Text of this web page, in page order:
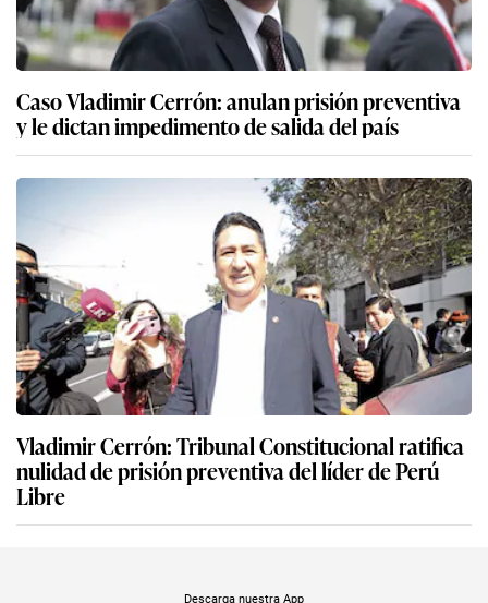
Caso Vladimir Cerrón: anulan prisión preventiva
y le dictan impedimento de salida del país
Vladimir Cerrón: Tribunal Constitucional ratifica
nulidad de prisión preventiva del líder de Perú
Libre
Descarga nuestra App